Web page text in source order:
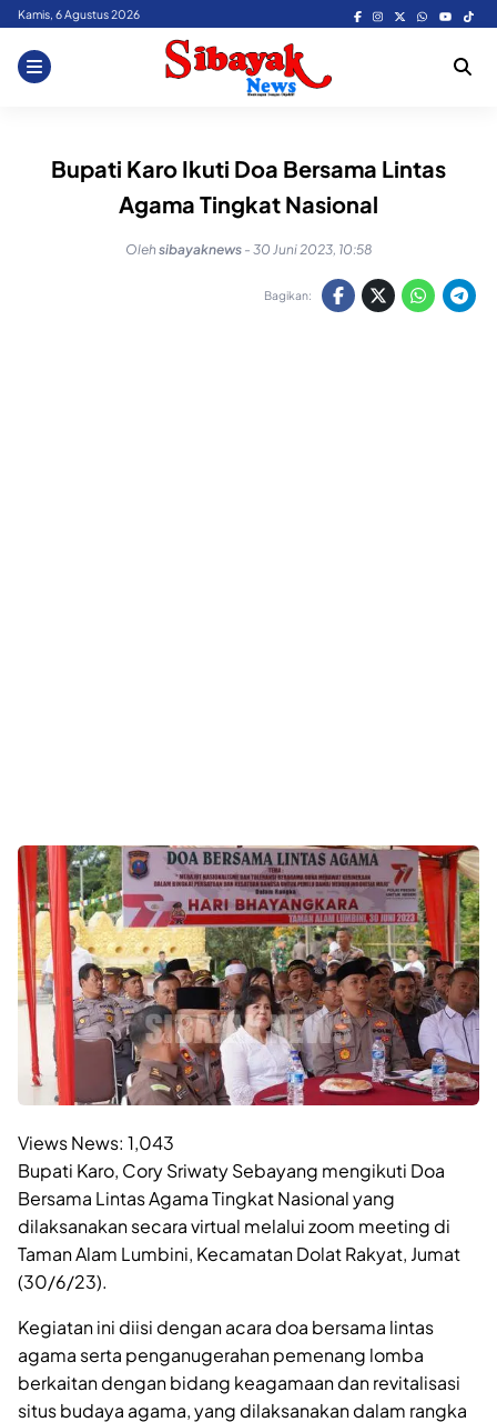
Skip
content
Kamis, 6 Agustus 2026
Bupati Karo Ikuti Doa Bersama Lintas
Agama Tingkat Nasional
Olehsibayaknews - 30 Juni 2023, 10:58
Bagikan:
Views News: 1,043
Bupati Karo, Cory Sriwaty Sebayang mengikuti Doa
Bersama Lintas Agama Tingkat Nasional yang
dilaksanakan secara virtual melalui zoom meeting di
Taman Alam Lumbini, Kecamatan Dolat Rakyat, Jumat
(30/6/23).
Kegiatan ini diisi dengan acara doa bersama lintas
agama serta penganugerahan pemenang lomba
berkaitan dengan bidang keagamaan dan revitalisasi
situs budaya agama, yang dilaksanakan dalam rangka